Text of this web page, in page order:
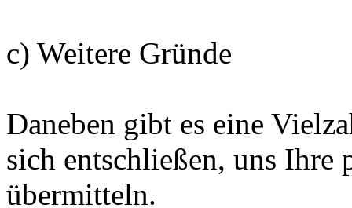
c) Weitere Gründe
Daneben gibt es eine
sich entschließen, uns Ihre
übermitteln.